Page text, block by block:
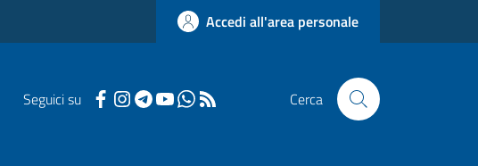
Accedi all'area personale
Seguici su Cerca